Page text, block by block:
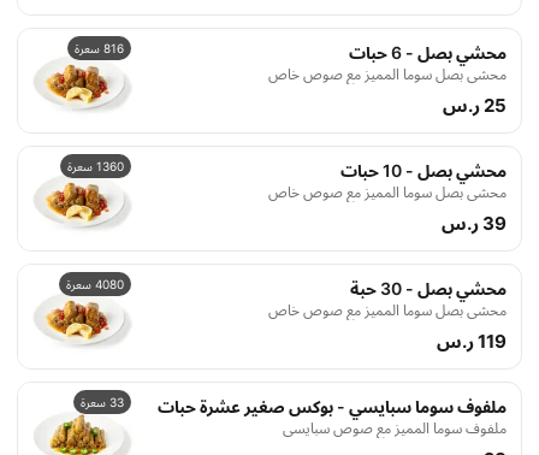
816 سعرة محشي بصل - 6 حبات
محشي بصل سوما المميز مع صوص خاص
25 ر.س
1360 سعرة محشي بصل - 10 حبات
محشي بصل سوما المميز مع صوص خاص
39 ر.س
4080 سعرة محشي بصل - 30 حبة
محشي بصل سوما المميز مع صوص خاص
119 ر.س
33 سعرة ملفوف سوما سبايسي - بوكس صغير عشرة حبات
ملفوف سوما المميز مع صوص سبايسي